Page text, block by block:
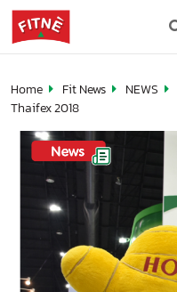
Home Fit News NEWS
Thaifex 2018